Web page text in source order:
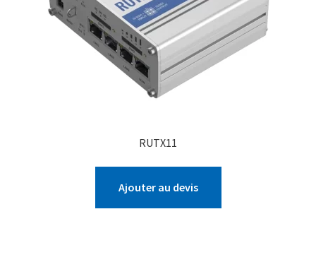
RUTX11
Ajouter au devis